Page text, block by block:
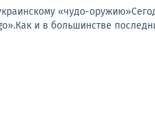
«чудо-
и в большинстве